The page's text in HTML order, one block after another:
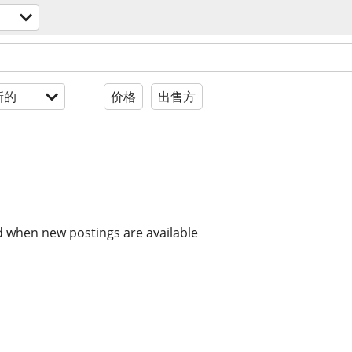
的 价格 出售方
new postings are available